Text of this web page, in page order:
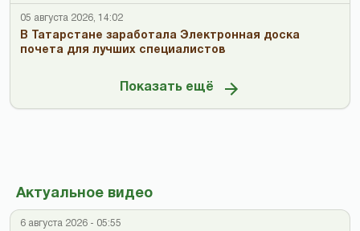
05 августа 2026, 14:02
В Татарстане заработала Электронная доска
почета для лучших специалистов
Показать ещё
Актуальное видео
6 августа 2026 - 05:55